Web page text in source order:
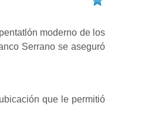
moderno de los
Serrano se aseguró
que le permitió